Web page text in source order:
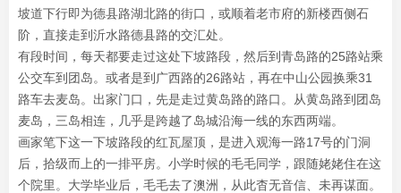
坡道下行即为德县路湖北路的街口，或顺着老市府的新楼西侧石
阶，直接走到沂水路德县路的交汇处。
有段时间，每天都要走过这处下坡路段，然后到青岛路的25路站乘
公交车到团岛。或者是到广西路的26路站，再在中山公园换乘31
路车去麦岛。出家门口，先是走过黄岛路的路口。从黄岛路到团岛
麦岛，三岛相连，几乎是跨越了岛城沿海一线的东西两端。
画家笔下这一下坡路段的红瓦屋顶，是进入观海一路17号的门洞
后，拾级而上的一排平房。小学时候的毛毛同学，跟随姥姥住在这
个院里。大学毕业后，毛毛去了澳洲，从此杳无音信、未再谋面。